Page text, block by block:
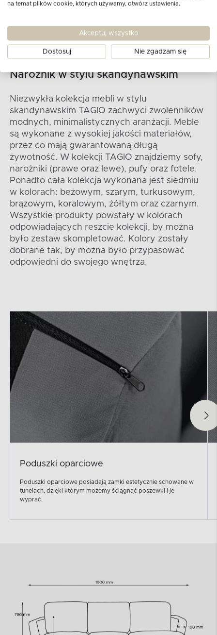
Narożnik w stylu skandynawskim
Niezwykła kolekcja mebli w stylu
skandynawskim TAGIO zachwyci zwolenników
modnych, minimalistycznych aranżacji. Meble
są wykonane z wysokiej jakości materiałów,
przez co mają gwarantowaną długą
żywotność. W kolekcji TAGIO znajdziemy sofy,
narożniki (prawe oraz lewe), pufy oraz fotele.
Ponadto cała kolekcja wykonana jest siedmiu
w kolorach: beżowym, szarym, turkusowym,
brązowym, koralowym, żółtym oraz czarnym.
Wszystkie produkty powstały w kolorach
odpowiadających reszcie kolekcji, by można
było zestaw skompletować. Kolory zostały
dobrane tak, by można było przypasować
odpowiedni do swojego wnętrza.
Poduszki oparciowe
Poduszki oparciowe posiadają zamki estetycznie schowane w
tunelach, dzięki którym możemy ściągnąć poszewki i je
wyprać.
na temat plików cookie, których używamy, otwórz ustawienia.
Akceptuj wszystko
Dostosuj Nie zgadzam się